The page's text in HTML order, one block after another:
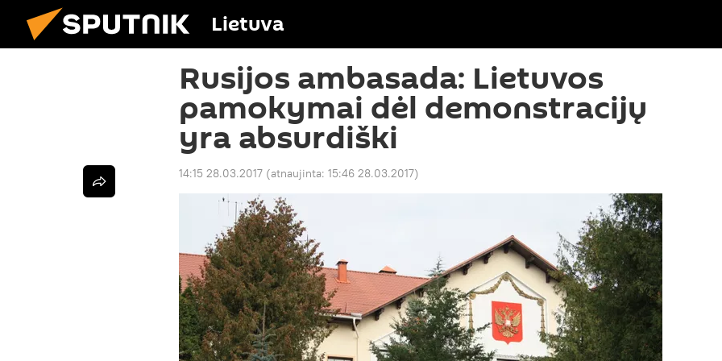
Lietuva
Rusijos ambasada: Lietuvos
pamokymai dėl demonstracijų
yra absurdiški
14:15 28.03.2017 (atnaujinta: 15:46 28.03.2017)